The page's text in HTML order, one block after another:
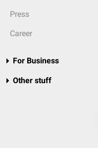
Press
Career
For Business
Other stuff